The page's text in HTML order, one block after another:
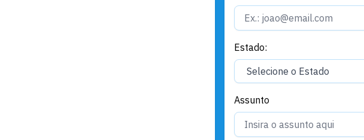
Estado:
Assunto